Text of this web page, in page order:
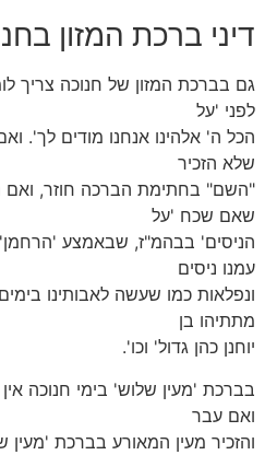
דיני ברכת המזון
גם בברכת המזון של חנוכה צריך
לפני 'על
הכל ה' אלהינו אנחנו מודים לך'.
שלא הזכיר
"השם" בחתימת הברכה חוזר, ואם
שאם שכח 'על
הניסים' בבהמ"ז, שבאמצע
עמנו ניסים
ונפלאות כמו שעשה לאבותינו
מתתיהו בן
יוחנן כהן גדול' וכו'.
בברכת 'מעין שלוש' בימי חנוכה
ואם עבר
והזכיר מעין המאורע בברכת 'מעין